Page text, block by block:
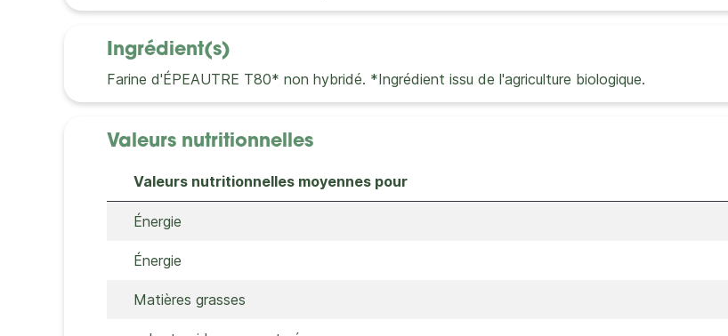
Ingrédient(s)
Farine d'ÉPEAUTRE T80* non hybridé. *Ingrédient issu de l'agriculture biologique.
Valeurs nutritionnelles
Valeurs nutritionnelles moyennes pour
Énergie
Énergie
Matières grasses